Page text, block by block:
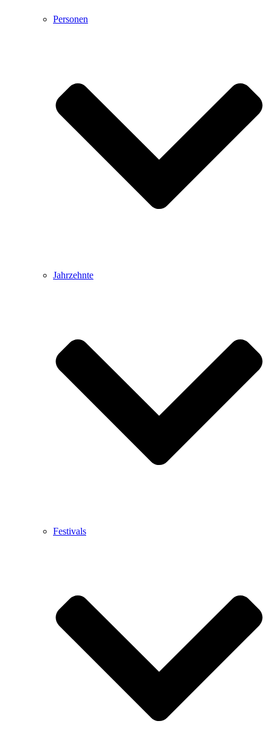
Personen
Jahrzehnte
Festivals